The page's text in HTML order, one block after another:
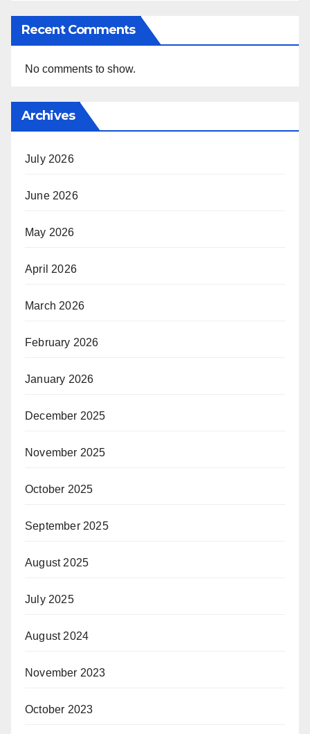
Recent Comments
No comments to show.
Archives
July 2026
June 2026
May 2026
April 2026
March 2026
February 2026
January 2026
December 2025
November 2025
October 2025
September 2025
August 2025
July 2025
August 2024
November 2023
October 2023